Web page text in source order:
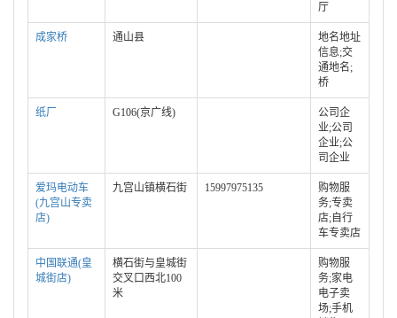
厅
成家桥 通山县
地名地址
信息;交
通地名;
桥
纸厂 G106(京广线)
公司企
业;公司
企业;公
司企业
爱玛电动车
(九宫山专卖
店)
九宫山镇横石街 15997975135
购物服
务;专卖
店;自行
车专卖店
中国联通(皇
城街店)
横石街与皇城街
交叉口西北100
米
购物服
务;家电
电子卖
场;手机